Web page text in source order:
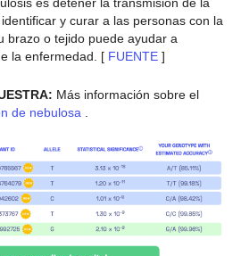
es detener la transmisión de la
y curar a las personas con la
brazo o tejido puede ayudar a
la enfermedad. [ FUENTE ]
Más información sobre el
de nebulosa